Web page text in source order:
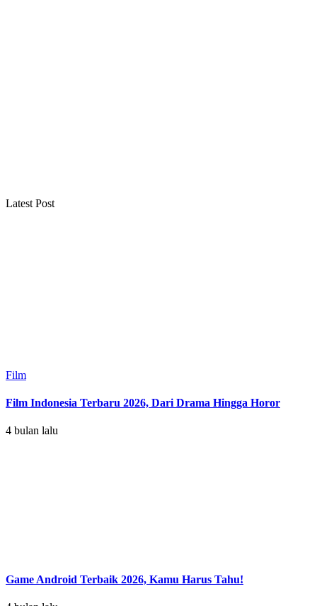
Latest Post
Film
Film Indonesia Terbaru 2026, Dari Drama Hingga Horor
4 bulan lalu
Game Android Terbaik 2026, Kamu Harus Tahu!